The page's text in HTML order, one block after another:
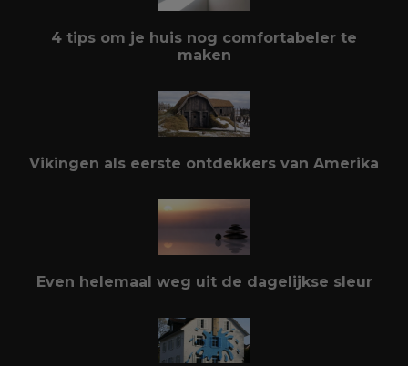
4 tips om je huis nog comfortabeler te
maken
Vikingen als eerste ontdekkers van Amerika
Even helemaal weg uit de dagelijkse sleur